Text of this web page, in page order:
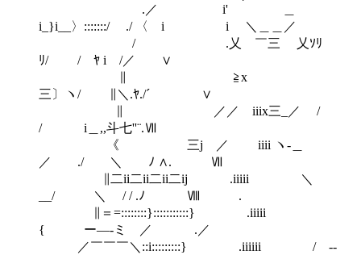
.／ i' ＿
i_}i__〉:::::::/ ./ 〈 i i ＼＿＿／
/ .乂 ￣三 乂ｿﾘ
ﾘ/ / ﾔ i /／ ∨
∥ ≧x
三〕ヽ/ ∥＼.ﾔ./´ ∨
∥ ／／ iiix三_／ /
/ i＿,,斗七''¨.Ⅶ
《 三j ／ iiii ヽ-＿
／ ./ ＼ ﾉ ∧. Ⅶ
∥二ii二ii二ii二ij .iiiii ＼
__/ ＼ / / .ﾉ Ⅷ .
∥＝=::::::::}:::::::::::} .iiiii
{ ー―-ミ ／ .／
／￣￣￣＼::i:::::::::} .iiiiii / ‐-